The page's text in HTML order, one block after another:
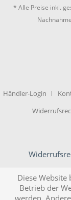
* Alle Preise inkl.
Händler-Login
Diese Website
Betrieb der
werden.